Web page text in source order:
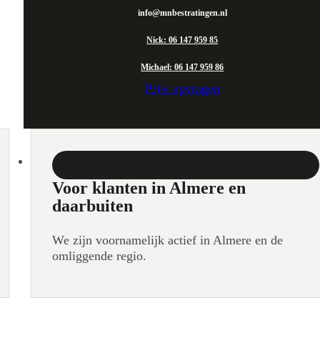
info@mnbestratingen.nl
Nick: 06 147 959 85
Michael: 06 147 959 86
Prijs opvragen
Voor klanten in Almere en
daarbuiten
We zijn voornamelijk actief in Almere en de
omliggende regio.